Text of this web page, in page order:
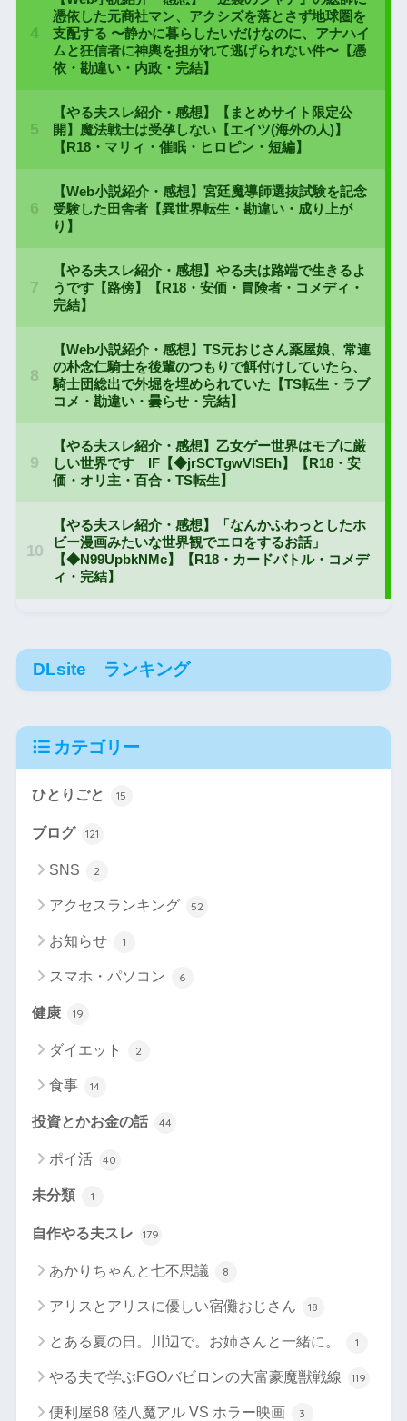
DLsite ランキング
カテゴリー
ひとりごと 15
ブログ 121
SNS 2
アクセスランキング 52
お知らせ 1
スマホ・パソコン 6
健康 19
ダイエット 2
食事 14
投資とかお金の話 44
ポイ活 40
未分類 1
自作やる夫スレ 179
あかりちゃんと七不思議 8
アリスとアリスに優しい宿儺おじさん 18
とある夏の日。川辺で。お姉さんと一緒に。 1
やる夫で学ぶFGOバビロンの大富豪魔獣戦線 119
便利屋68 陸八魔アル VS ホラー映画 3